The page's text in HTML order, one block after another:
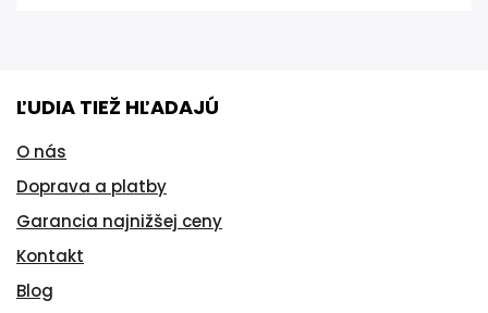
ĽUDIA TIEŽ HĽADAJÚ
O nás
Doprava a platby
Garancia najnižšej ceny
Kontakt
Blog